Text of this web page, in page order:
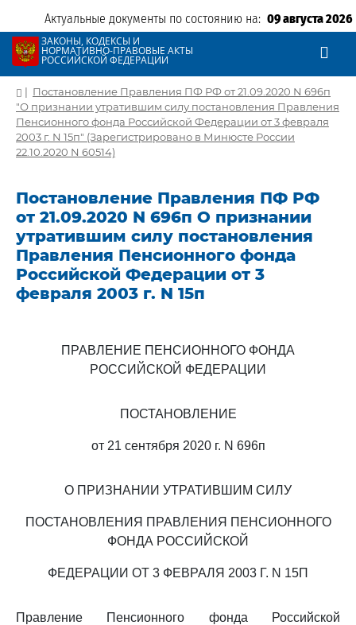
Актуальные документы по состоянию на: 09 августа 2026
ЗАКОНЫ, КОДЕКСЫ И
НОРМАТИВНО-ПРАВОВЫЕ АКТЫ
РОССИЙСКОЙ ФЕДЕРАЦИИ
| Постановление Правления ПФ РФ от 21.09.2020 N 696п
"О признании утратившим силу постановления Правления
Пенсионного фонда Российской Федерации от 3 февраля
2003 г. N 15п" (Зарегистрировано в Минюсте России
22.10.2020 N 60514)
Постановление Правления ПФ РФ
от 21.09.2020 N 696п О признании
утратившим силу постановления
Правления Пенсионного фонда
Российской Федерации от 3
февраля 2003 г. N 15п
ПРАВЛЕНИЕ ПЕНСИОННОГО ФОНДА
РОССИЙСКОЙ ФЕДЕРАЦИИ
ПОСТАНОВЛЕНИЕ
от 21 сентября 2020 г. N 696п
О ПРИЗНАНИИ УТРАТИВШИМ СИЛУ
ПОСТАНОВЛЕНИЯ ПРАВЛЕНИЯ ПЕНСИОННОГО
ФОНДА РОССИЙСКОЙ
ФЕДЕРАЦИИ ОТ 3 ФЕВРАЛЯ 2003 Г. N 15П
Правление Пенсионного фонда Российской